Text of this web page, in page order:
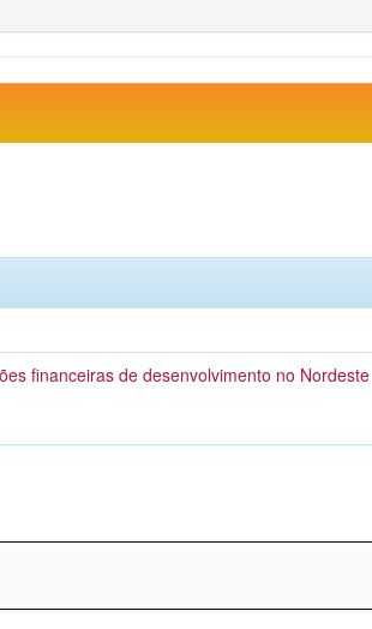
financeiras de desenvolvimento no Nordeste